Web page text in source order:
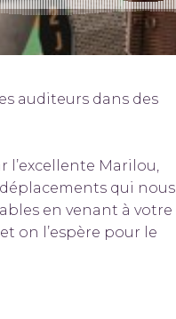
auditeurs dans des
l’excellente Marilou,
qui nous
en venant à votre
on l’espère pour le